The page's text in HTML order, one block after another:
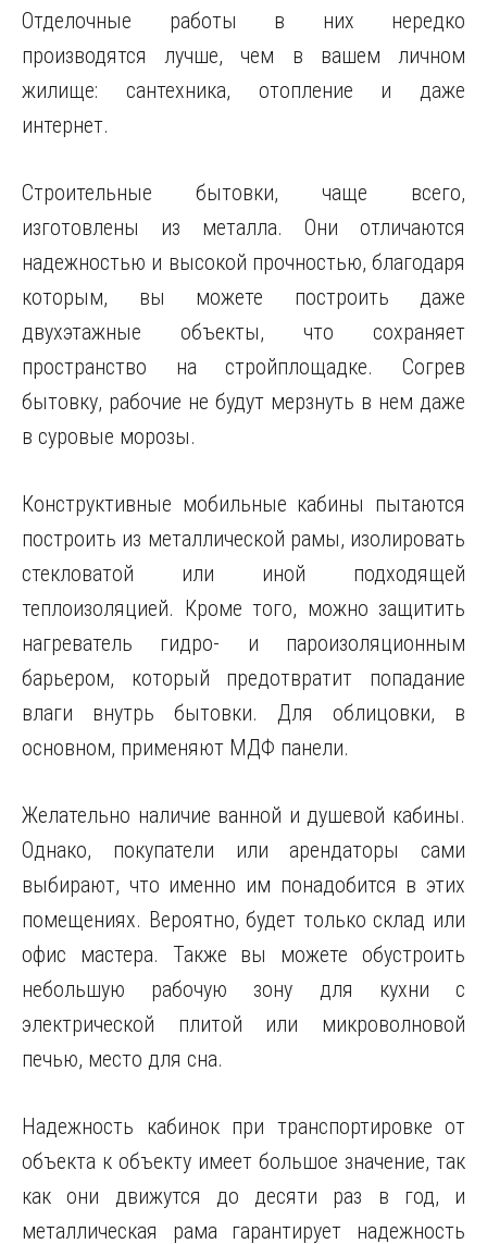
Отделочные работы в них нередко
производятся лучше, чем в вашем личном
жилище: сантехника, отопление и даже
интернет.
Строительные бытовки, чаще всего,
изготовлены из металла. Они отличаются
надежностью и высокой прочностью, благодаря
которым, вы можете построить даже
двухэтажные объекты, что сохраняет
пространство на стройплощадке. Согрев
бытовку, рабочие не будут мерзнуть в нем даже
в суровые морозы.
Конструктивные мобильные кабины пытаются
построить из металлической рамы, изолировать
стекловатой или иной подходящей
теплоизоляцией. Кроме того, можно защитить
нагреватель гидро- и пароизоляционным
барьером, который предотвратит попадание
влаги внутрь бытовки. Для облицовки, в
основном, применяют МДФ панели.
Желательно наличие ванной и душевой кабины.
Однако, покупатели или арендаторы сами
выбирают, что именно им понадобится в этих
помещениях. Вероятно, будет только склад или
офис мастера. Также вы можете обустроить
небольшую рабочую зону для кухни с
электрической плитой или микроволновой
печью, место для сна.
Надежность кабинок при транспортировке от
объекта к объекту имеет большое значение, так
как они движутся до десяти раз в год, и
металлическая рама гарантирует надежность